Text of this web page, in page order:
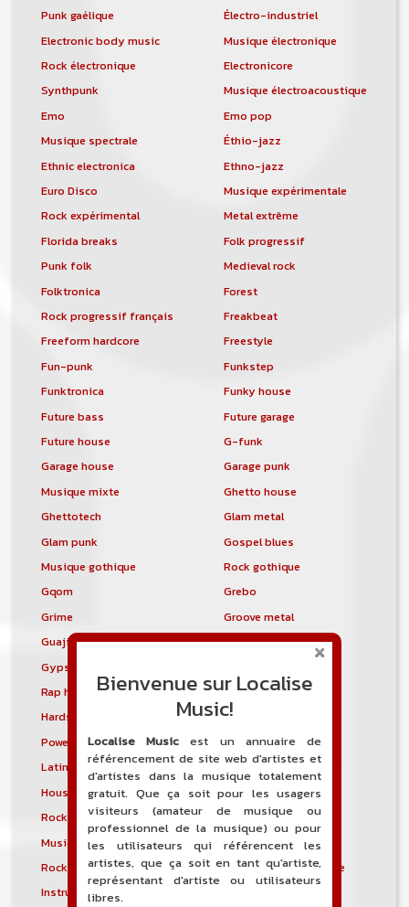
Punk gaélique
Électro-industriel
Electronic body music
Musique électronique
Rock électronique
Electronicore
Synthpunk
Musique électroacoustique
Emo
Emo pop
Musique spectrale
Éthio-jazz
Ethnic electronica
Ethno-jazz
Euro Disco
Musique expérimentale
Rock expérimental
Metal extrême
Florida breaks
Folk progressif
Punk folk
Medieval rock
Folktronica
Forest
Rock progressif français
Freakbeat
Freeform hardcore
Freestyle
Fun-punk
Funkstep
Funktronica
Funky house
Future bass
Future garage
Future house
G-funk
Garage house
Garage punk
Musique mixte
Ghetto house
Ghettotech
Glam metal
Glam punk
Gospel blues
Musique gothique
Rock gothique
Gqom
Grebo
Grime
Groove metal
Guajira
Guaracha
Gypsy punk
Rap hardcore
Industrial hardcore
Hardstep
Hardstyle
Power noise
Heavenly voices
Latin metal
Musique hindoustanie
House progressive
Tropical house
Rock indépendant
Indietronica
Musique industrielle
Metal industriel
Rock industriel
Musique instrumentale
Instrumental
Bienvenue sur Localise
Music!
Localise Music est un annuaire de
référencement de site web d'artistes et
d'artistes dans la musique totalement
gratuit. Que ça soit pour les usagers
visiteurs (amateur de musique ou
professionnel de la musique) ou pour
les utilisateurs qui référencent les
artistes, que ça soit en tant qu'artiste,
représentant d'artiste ou utilisateurs
libres.